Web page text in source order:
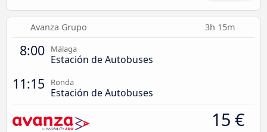
Avanza Grupo 3h 15m
8:00 Málaga
Estación de Autobuses
11:15 Ronda
Estación de Autobuses
15 €